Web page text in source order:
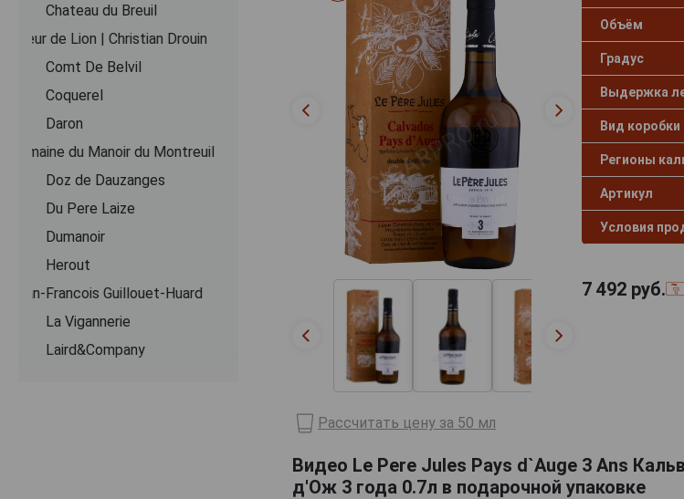
Chateau du Breuil
Coeur de Lion | Christian Drouin
Comt De Belvil
Coquerel
Daron
Domaine du Manoir du Montreuil
Doz de Dauzanges
Du Pere Laize
Dumanoir
Herout
Jean-Francois Guillouet-Huard
La Vigannerie
Laird&Company
Объём
Градус
Выдержка
Вид коробки
Регионы
Артикул
Условия
7 492руб.
Рассчитать цену за 50 мл
Видео Le Pere Jules Pays d`Auge 3 Ans
д'Ож 3 года 0.7л в подарочной упаковке